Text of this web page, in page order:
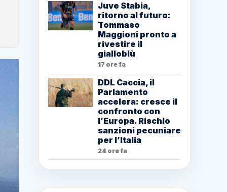
Juve Stabia,
ritorno al futuro:
Tommaso
Maggioni pronto a
rivestire il
gialloblù
17 ore fa
DDL Caccia, il
Parlamento
accelera: cresce il
confronto con
l’Europa. Rischio
sanzioni pecuniare
per l’Italia
24 ore fa